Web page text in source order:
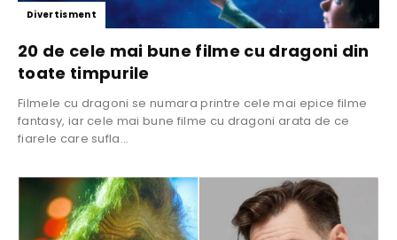
Divertisment
20 de cele mai bune filme cu dragoni din
toate timpurile
Filmele cu dragoni se numara printre cele mai epice filme
fantasy, iar cele mai bune filme cu dragoni arata de ce
fiarele care sufla...